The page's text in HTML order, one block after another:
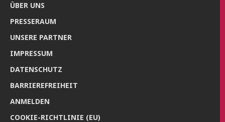
ÜBER UNS
PRES­SE­RAUM
UNSE­RE PARTNER
IMPRES­SUM
DATEN­SCHUTZ
BAR­RIE­RE­FREI­HEIT
ANMEL­DEN
COO­KIE-RICH­T­­LI­­NIE (EU)